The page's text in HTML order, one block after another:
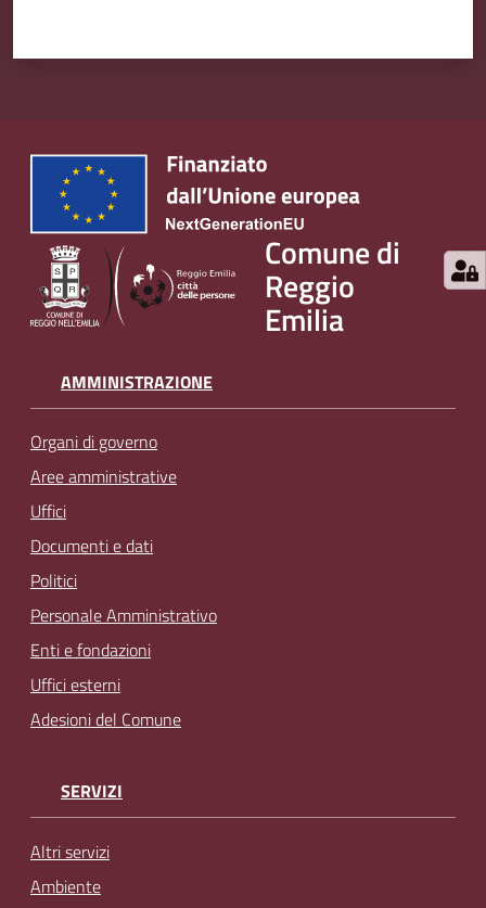
Comune di
Reggio
Emilia
AMMINISTRAZIONE
Organi di governo
Aree amministrative
Uffici
Documenti e dati
Politici
Personale Amministrativo
Enti e fondazioni
Uffici esterni
Adesioni del Comune
SERVIZI
Altri servizi
Ambiente